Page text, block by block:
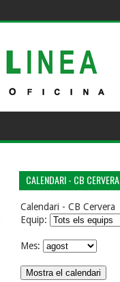
CALENDARI - CB CERVERA
Calendari - CB Cervera
Equip:
Mes: